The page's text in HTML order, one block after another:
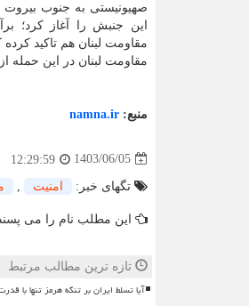
صهیونیستی به جنوب بیروت
این جنبش را آغاز کرد؛
مقاومت لبنان هم تاکید
مقاومت لبنان در این حمله از ۳۲۰ موشک کاتیوشا و ده ها پهپاد بهره برد و چند پایگاه اطلاعاتی و امنیتی رژیم صهیونیستی را هدف قرار داد.
منبع: namna.ir
1403/06/05
12:29:59
تگهای خبر: امنیت
این مطلب نام را می
تازه ترین مطالب مرتبط
آیا تسلط ایران بر تنگه هرمز تنها با